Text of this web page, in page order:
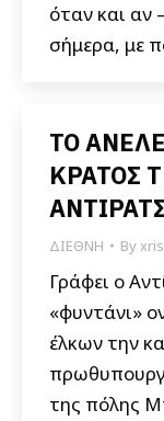
όταν και αν
σήμερα, με
ΤΟ
ΚΡΑΤΟΣ
ΔΙΕΘΝΗ By
Γράφει ο
«φυντάνι»
έλκων την
της πόλης